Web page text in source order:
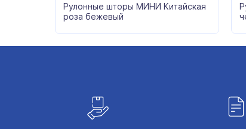
Рулонные шторы МИНИ Китайская
роза бежевый